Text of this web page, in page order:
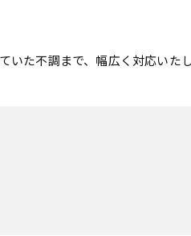
いた不調まで、幅広く対応いた